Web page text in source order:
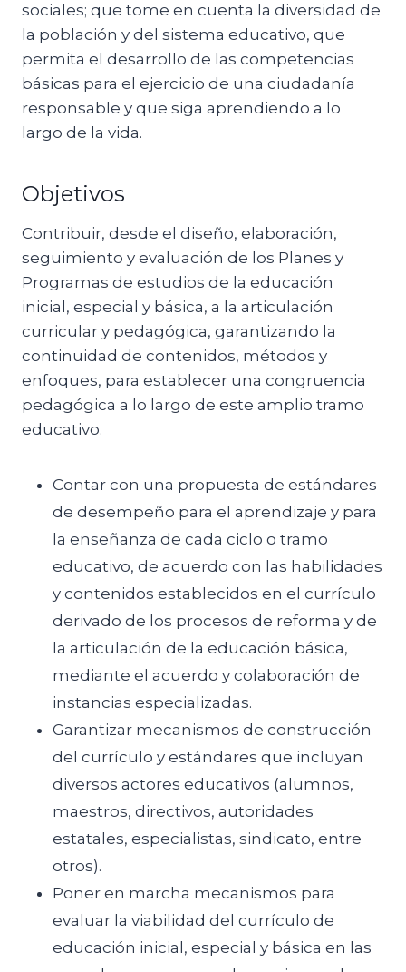
sociales; que tome en cuenta la diversidad de
la población y del sistema educativo, que
permita el desarrollo de las competencias
básicas para el ejercicio de una ciudadanía
responsable y que siga aprendiendo a lo
largo de la vida.
Objetivos
Contribuir, desde el diseño, elaboración,
seguimiento y evaluación de los Planes y
Programas de estudios de la educación
inicial, especial y básica, a la articulación
curricular y pedagógica, garantizando la
continuidad de contenidos, métodos y
enfoques, para establecer una congruencia
pedagógica a lo largo de este amplio tramo
educativo.
Contar con una propuesta de estándares
de desempeño para el aprendizaje y para
la enseñanza de cada ciclo o tramo
educativo, de acuerdo con las habilidades
y contenidos establecidos en el currículo
derivado de los procesos de reforma y de
la articulación de la educación básica,
mediante el acuerdo y colaboración de
instancias especializadas.
Garantizar mecanismos de construcción
del currículo y estándares que incluyan
diversos actores educativos (alumnos,
maestros, directivos, autoridades
estatales, especialistas, sindicato, entre
otros).
Poner en marcha mecanismos para
evaluar la viabilidad del currículo de
educación inicial, especial y básica en las